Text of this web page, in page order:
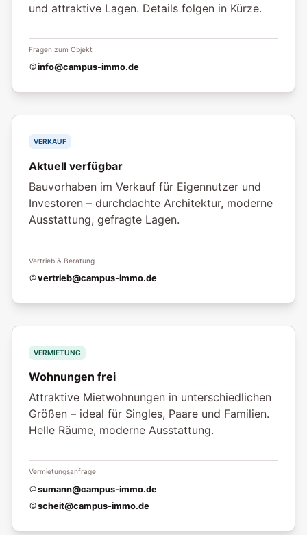
und attraktive Lagen. Details folgen in Kürze.
Fragen zum Objekt
info@campus-immo.de
VERKAUF
Aktuell verfügbar
Bauvorhaben im Verkauf für Eigennutzer und
Investoren – durchdachte Architektur, moderne
Ausstattung, gefragte Lagen.
Vertrieb & Beratung
vertrieb@campus-immo.de
VERMIETUNG
Wohnungen frei
Attraktive Mietwohnungen in unterschiedlichen
Größen – ideal für Singles, Paare und Familien.
Helle Räume, moderne Ausstattung.
Vermietungsanfrage
sumann@campus-immo.de
scheit@campus-immo.de